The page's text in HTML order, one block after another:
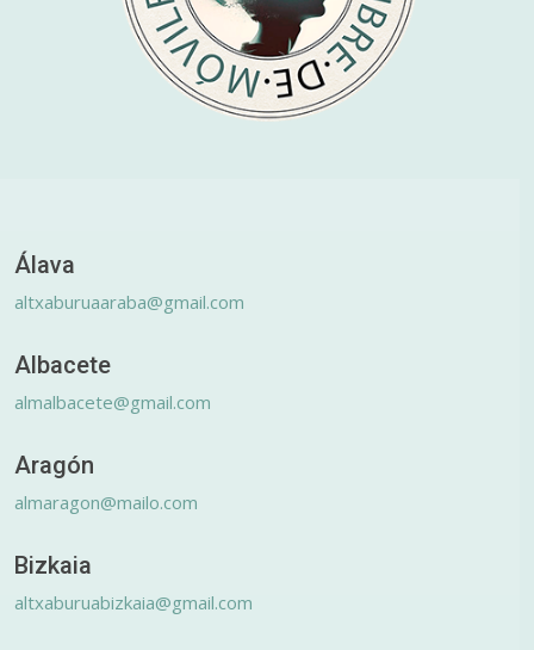
Álava
altxaburuaaraba@gmail.com
Albacete
almalbacete@gmail.com
Aragón
almaragon@mailo.com
Bizkaia
altxaburuabizkaia@gmail.com